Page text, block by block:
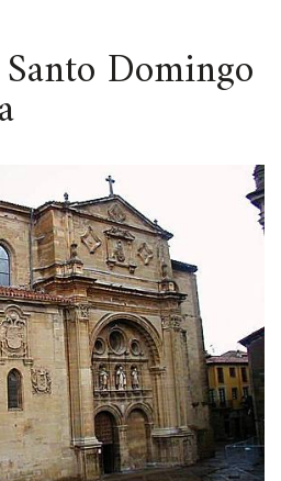
Domingo